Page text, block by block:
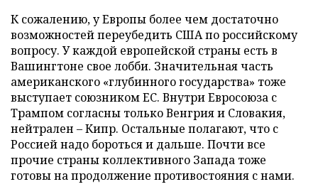
К сожалению, у Европы более чем достаточно
возможностей переубедить США по российскому
вопросу. У каждой европейской страны есть в
Вашингтоне свое лобби. Значительная часть
американского «глубинного государства» тоже
выступает союзником ЕС. Внутри Евросоюза с
Трампом согласны только Венгрия и Словакия,
нейтрален – Кипр. Остальные полагают, что с
Россией надо бороться и дальше. Почти все
прочие страны коллективного Запада тоже
готовы на продолжение противостояния с нами.